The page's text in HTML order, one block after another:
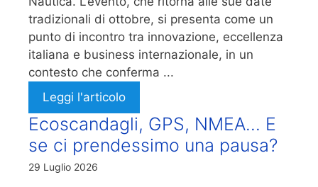
tradizionali di ottobre, si presenta come un
punto di incontro tra innovazione, eccellenza
italiana e business internazionale, in un
contesto che conferma ...
Leggi l'articolo
Ecoscandagli, GPS, NMEA… E
se ci prendessimo una pausa?
29 Luglio 2026